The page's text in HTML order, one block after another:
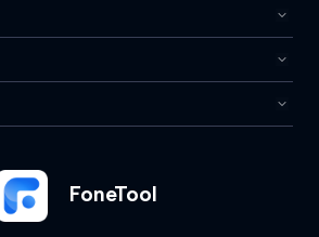
FoneTool